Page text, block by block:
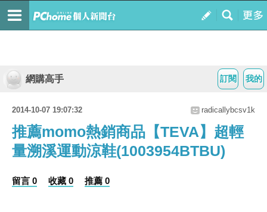
我的
訂閱
網購高手
2014-10-07 19:07:32 radicallybcsv1k
推薦momo熱銷商品【TEVA】超輕
量溯溪運動涼鞋(1003954BTBU)
留言 0 收藏 0 推薦 0